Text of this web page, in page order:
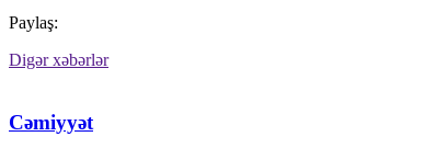
Paylaş:
Digər xəbərlər
Cəmiyyət